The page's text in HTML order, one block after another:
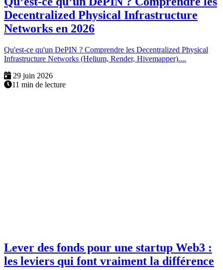
Decentralized Physical Infrastructure
Networks en 2026
Qu'est-ce qu'un DePIN ? Comprendre les Decentralized Physical
Infrastructure Networks (Helium, Render, Hivemapper)....
29 juin 2026
11 min de lecture
Lever des fonds pour une startup Web3 :
les leviers qui font vraiment la différence